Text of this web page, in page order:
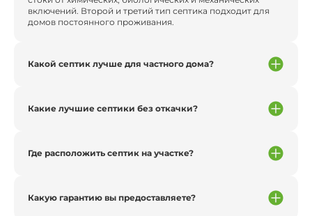
включений. Второй и третий тип септика подходит для
домов постоянного проживания.
Какой септик лучше для частного дома?
Какие лучшие септики без откачки?
Где расположить септик на участке?
Какую гарантию вы предоставляете?